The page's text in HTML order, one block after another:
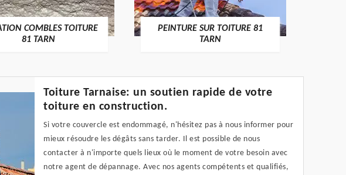
COMBLES TOITURE
81 TARN
PEINTURE SUR TOITURE 81
TARN
Toiture Tarnaise: un soutien rapide de votre
toiture en construction.
Si votre couvercle est endommagé, n'hésitez pas à nous informer pour
mieux résoudre les dégâts sans tarder. Il est possible de nous
contacter à n'importe quels lieux où le moment de votre besoin avec
notre agent de dépannage. Avec nos agents compétents et qualifiés,